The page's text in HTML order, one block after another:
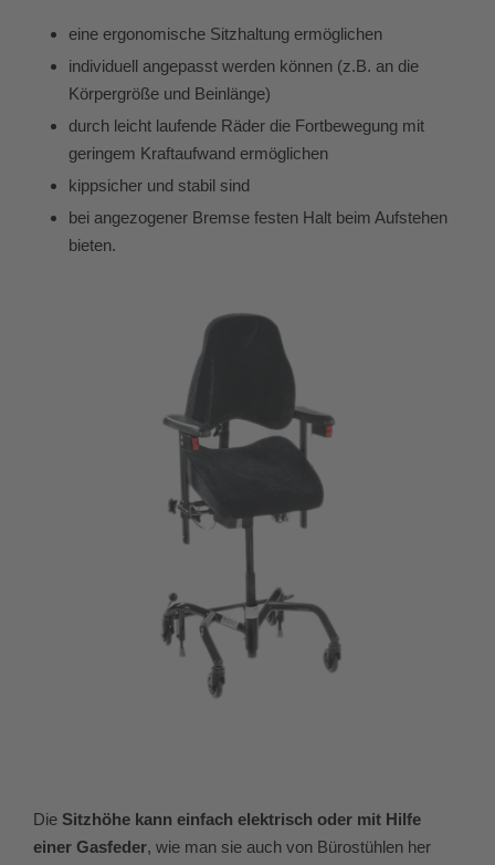
eine ergonomische Sitzhaltung ermöglichen
individuell angepasst werden können (z.B. an die
Körpergröße und Beinlänge)
durch leicht laufende Räder die Fortbewegung mit
geringem Kraftaufwand ermöglichen
kippsicher und stabil sind
bei angezogener Bremse festen Halt beim Aufstehen
bieten.
Die Sitzhöhe kann einfach elektrisch oder mit Hilfe
einer Gasfeder, wie man sie auch von Bürostühlen her